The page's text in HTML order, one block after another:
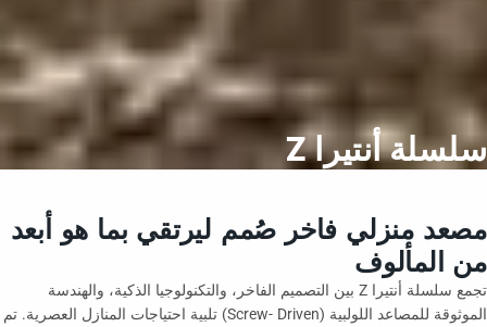
سلسلة أنتيرا Z
مصعد منزلي فاخر صُمم ليرتقي بما هو أبعد
من المألوف
تجمع سلسلة أنتيرا Z بين التصميم الفاخر، والتكنولوجيا الذكية، والهندسة
الموثوقة للمصاعد اللولبية (Screw- Driven) تلبية احتياجات المنازل العصرية. تم